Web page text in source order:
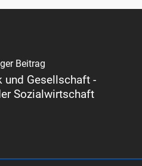
Beitrag
und Gesellschaft -
Sozialwirtschaft